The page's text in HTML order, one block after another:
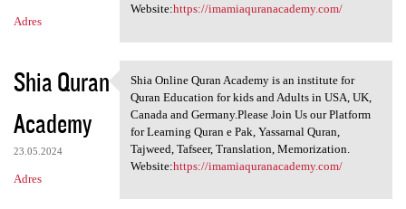
Adres
Website:https://imamiaquranacademy.com/
Shia Quran
Academy
23.05.2024
Adres
Shia Online Quran Academy is
Shia Online Quran Academy is an institute for
Quran Education for kids and Adults in USA, UK,
Canada and Germany.Please Join Us our Platform
for Learning Quran e Pak, Yassarnal Quran,
Tajweed, Tafseer, Translation, Memorization.
Website:https://imamiaquranacademy.com/